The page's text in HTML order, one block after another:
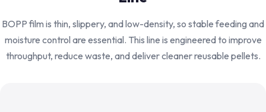
BOPP film is thin, slippery, and low-density, so stable feeding and
moisture control are essential. This line is engineered to improve
throughput, reduce waste, and deliver cleaner reusable pellets.